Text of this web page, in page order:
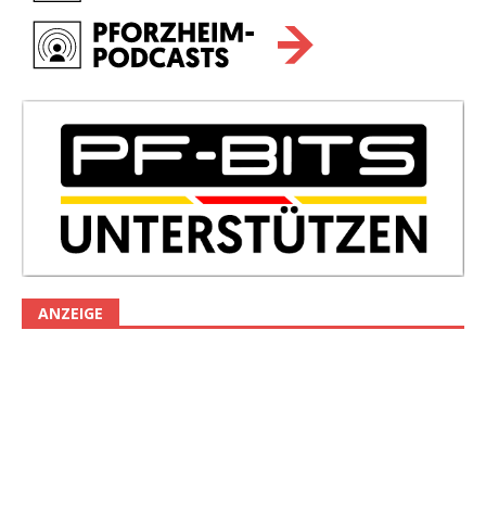
ANZEIGE